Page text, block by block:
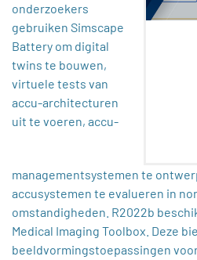
onderzoekers
gebruiken Simscape
Battery om digital
twins te bouwen,
virtuele tests van
accu-architecturen
uit te voeren, accu-
managementsystemen te
accusystemen te evalueren in
omstandigheden. R2022b
Medical Imaging Toolbox. Deze
beeldvormingstoepassingen